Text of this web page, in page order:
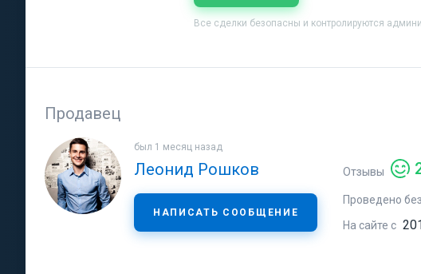
Все сделки безопасны и контролируются
Продавец
был 1 месяц назад
Леонид Рошков
НАПИСАТЬ СООБЩЕНИЕ
Отзывы
Проведено
На сайте с